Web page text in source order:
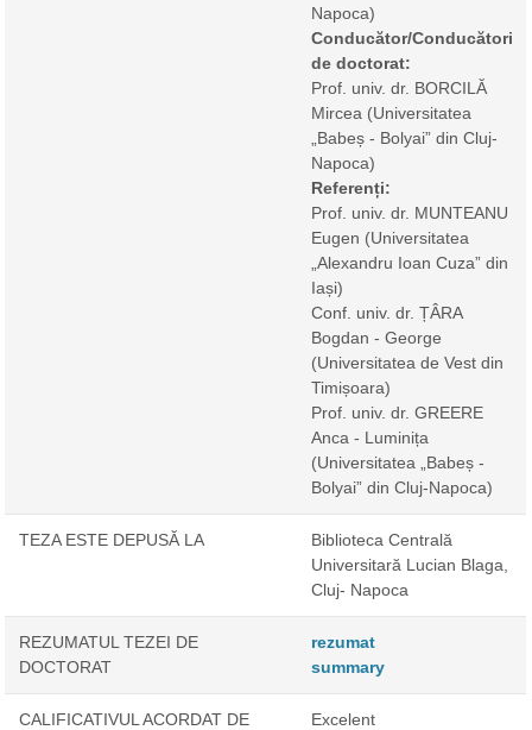
Napoca)
Conducător/Conducători
de doctorat:
Prof. univ. dr. BORCILĂ
Mircea (Universitatea
„Babeș - Bolyai” din Cluj-
Napoca)
Referenți:
Prof. univ. dr. MUNTEANU
Eugen (Universitatea
„Alexandru Ioan Cuza” din
Iași)
Conf. univ. dr. ȚÂRA
Bogdan - George
(Universitatea de Vest din
Timișoara)
Prof. univ. dr. GREERE
Anca - Luminița
(Universitatea „Babeș -
Bolyai” din Cluj-Napoca)
TEZA ESTE DEPUSĂ LA
Biblioteca Centrală
Universitară Lucian Blaga,
Cluj- Napoca
REZUMATUL TEZEI DE
DOCTORAT
rezumat
summary
CALIFICATIVUL ACORDAT DE Excelent